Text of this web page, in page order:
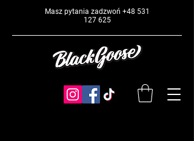
Masz pytania zadzwoń +48 531
127 625